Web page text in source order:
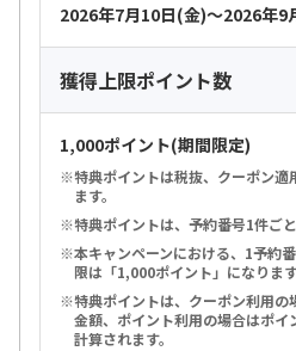
2026年7月10日(金)～2026年9
獲得上限ポイント数
1,000ポイント(期間限定)
特典ポイントは税抜、クーポン
ます。
特典ポイントは、予約番号1件ご
本キャンペーンにおける、1予約
限は「1,000ポイント」になります
特典ポイントは、クーポン利用
金額、ポイント利用の場合はポイ
計算されます。